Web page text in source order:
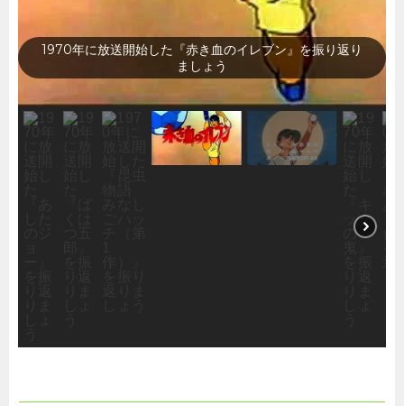
1970年に放送開始した『男どアホウ！甲子園』を振り返
りましょう